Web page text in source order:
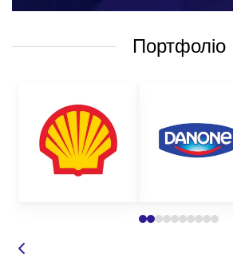
видом та розміром коробки, яка вас
методом нанесення;
бажаним терміном виготовлення;
бюджетом замовлення.
На основі цієї інформації менеджер
Звертайтеся до нас прямо зараз і самі
Портфоліо